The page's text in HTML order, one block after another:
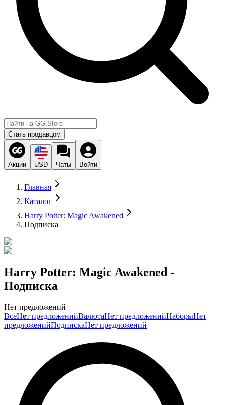
Стать продавцом
Акции USD Чаты Войти
Главная
Каталог
Harry Potter: Magic Awakened
Подписка
Harry Potter: Magic Awakened -
Подписка
Нет предложений
ВсеНет предложенийВалютаНет предложенийНаборыНет
предложенийПодпискаНет предложений